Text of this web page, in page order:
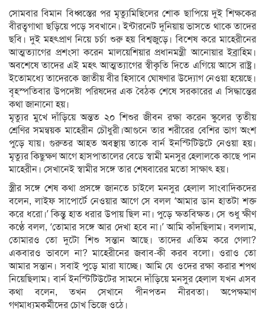
সোমবার বিমান বিধ্বস্তের পর মৃত্যুমিছিলের শোক ছাপিয়ে দুই শিক্ষকের
বীরত্বগাথা ছড়িয়ে পড়ে সবখানে। ইন্টারনেট দুনিয়ায় ভাসতে থাকে তাদের
ছবি। দুই মহৎপ্রাণ নিয়ে চর্চা শুরু হয় বিশ্বজুড়ে। বিশেষ করে মাহেরীনের
আত্মত্যাগের প্রশংসা করেন মালয়েশিয়ার প্রধানমন্ত্রী আনোয়ার ইব্রাহিম।
অবশেষে তাদের এই মহৎ আত্মত্যাগের স্বীকৃতি দিতে এগিয়ে আসে রাষ্ট্র।
ইতোমধ্যে তাদেরকে জাতীয় বীর হিসাবে ঘোষণার উদ্যোগ নেওয়া হয়েছে।
বৃহস্পতিবার উপদেষ্টা পরিষদের এক বৈঠক শেষে সরকারের এ সিদ্ধান্তের
কথা জানানো হয়।
মৃত্যুর মুখে দাঁড়িয়ে অন্তত ২০ শিশুর জীবন রক্ষা করেন স্কুলের তৃতীয়
শ্রেণির সমন্বয়ক মাহেরীন চৌধুরী।আগুনে তার শরীরের বেশির ভাগ অংশ
পুড়ে যায়। গুরুতর আহত অবস্থায় তাকে বার্ন ইনস্টিটিউটে নেওয়া হয়।
মৃত্যুর কিছুক্ষণ আগে হাসপাতালের বেডে স্বামী মনসুর হেলালকে কাছে পান
মাহেরীন। সেখানেই স্বামীর সঙ্গে তার শেষবারের মতো সাক্ষাৎ হয়।
স্ত্রীর সঙ্গে শেষ কথা প্রসঙ্গে জানতে চাইলে মনসুর হেলাল সাংবাদিকদের
বলেন, লাইফ সাপোর্টে নেওয়ার আগে সে বলল ‘আমার ডান হাতটা শক্ত
করে ধরো।’ কিন্তু হাত ধরার উপায় ছিল না। পুড়ে ক্ষতবিক্ষত। সে শুধু ক্ষীণ
কণ্ঠে বলল, ‘তোমার সঙ্গে আর দেখা হবে না।’ আমি কাঁদছিলাম। বললাম,
তোমারও তো দুটো শিশু সন্তান আছে। তাদের এতিম করে গেলা?
একবারও ভাবলে না? মাহেরীনের জবাব-কী করব বলো। ওরাও তো
আমার সন্তান। সবাই পুড়ে মারা যাচ্ছে। আমি যে ওদের রক্ষা করার শপথ
নিয়েছিলাম। বার্ন ইনস্টিটিউটের সামনে দাঁড়িয়ে মনসুর হেলাল যখন এসব
কথা বলেন, তখন সেখানে পীনপতন নীরবতা। অপেক্ষমাণ
গণমাধ্যমকর্মীদের চোখ ভিজে ওঠে।